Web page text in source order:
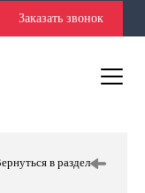
Заказать звонок
в раздел